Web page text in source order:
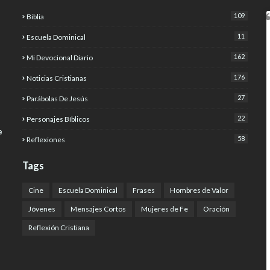
Biblia 109
Escuela Dominical 11
Mi Devocional Diario 162
Noticias Cristianas 176
Parábolas De Jesús 27
Personajes Bíblicos 22
Reflexiones 58
Tags
Cine Escuela Dominical Frases Hombres de Valor
Jóvenes Mensajes Cortos Mujeres de Fe Oración
Reflexión Cristiana